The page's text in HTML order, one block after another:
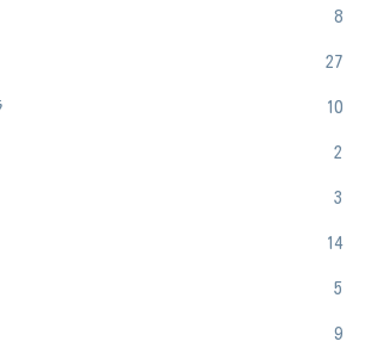
8
27
10
2
3
14
5
9